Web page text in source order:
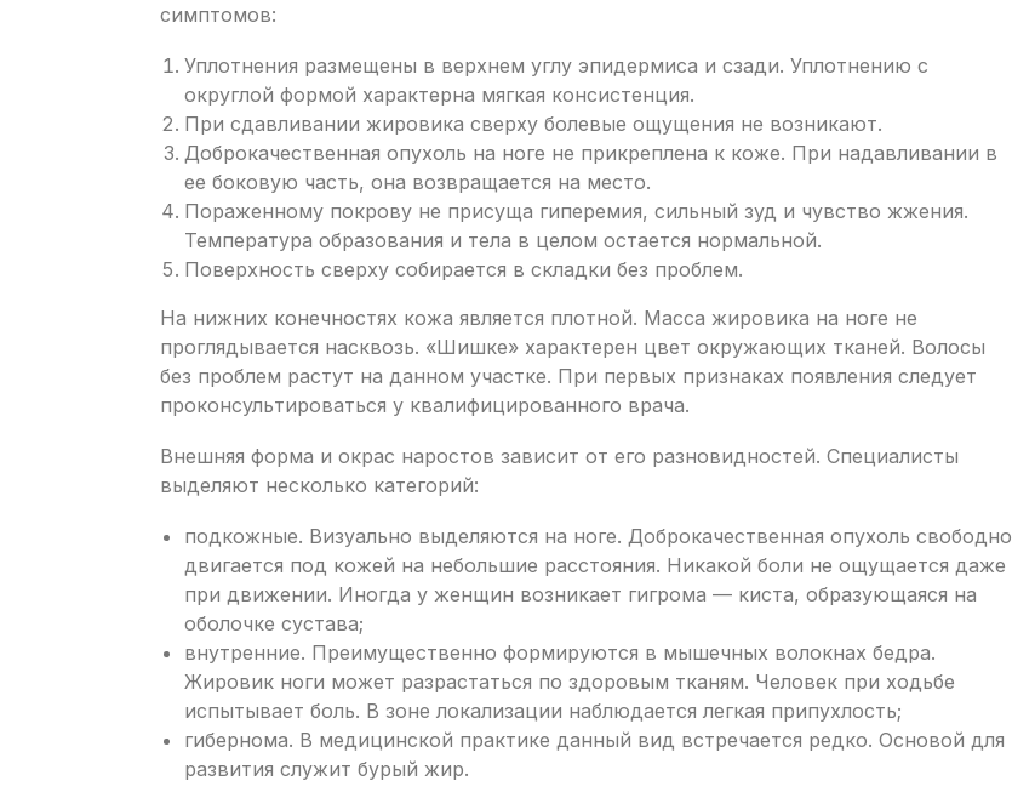
симптомов:
Уплотнения размещены в верхнем углу эпидермиса и сзади. Уплотнению с
округлой формой характерна мягкая консистенция.
При сдавливании жировика сверху болевые ощущения не возникают.
Доброкачественная опухоль на ноге не прикреплена к коже. При надавливании в
ее боковую часть, она возвращается на место.
Пораженному покрову не присуща гиперемия, сильный зуд и чувство жжения.
Температура образования и тела в целом остается нормальной.
Поверхность сверху собирается в складки без проблем.
На нижних конечностях кожа является плотной. Масса жировика на ноге не
проглядывается насквозь. «Шишке» характерен цвет окружающих тканей. Волосы
без проблем растут на данном участке. При первых признаках появления следует
проконсультироваться у квалифицированного врача.
Внешняя форма и окрас наростов зависит от его разновидностей. Специалисты
выделяют несколько категорий:
подкожные. Визуально выделяются на ноге. Доброкачественная опухоль свободно
двигается под кожей на небольшие расстояния. Никакой боли не ощущается даже
при движении. Иногда у женщин возникает гигрома — киста, образующаяся на
оболочке сустава;
внутренние. Преимущественно формируются в мышечных волокнах бедра.
Жировик ноги может разрастаться по здоровым тканям. Человек при ходьбе
испытывает боль. В зоне локализации наблюдается легкая припухлость;
гибернома. В медицинской практике данный вид встречается редко. Основой для
развития служит бурый жир.